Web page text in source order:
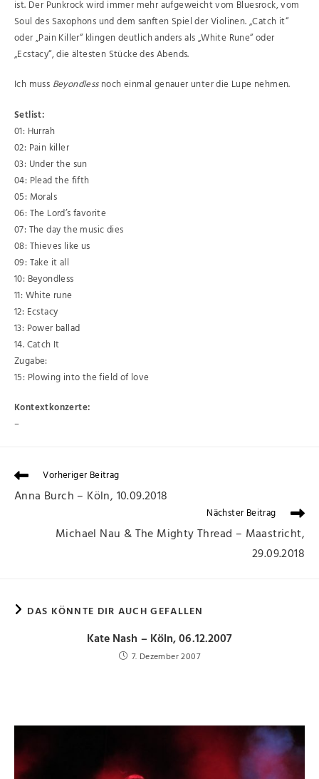
ist. Der Punkrock wird immer mehr aufgeweicht vom Bluesrock, vom
Soul des Saxophons und dem sanften Spiel der Violinen. „Catch it“
oder „Pain Killer“ klingen deutlich anders als „White Rune“ oder
„Ecstacy“, die ältesten Stücke des Abends.
Ich muss Beyondlessnoch einmal genauer unter die Lupe nehmen.
Setlist:
01: Hurrah
02: Pain killer
03: Under the sun
04: Plead the fifth
05: Morals
06: The Lord’s favorite
07: The day the music dies
08: Thieves like us
09: Take it all
10: Beyondless
11: White rune
12: Ecstacy
13: Power ballad
14. Catch It
Zugabe:
15: Plowing into the field of love
Kontextkonzerte:
–
Vorheriger Beitrag
Anna Burch – Köln, 10.09.2018
Nächster Beitrag
Michael Nau & The Mighty Thread – Maastricht,
29.09.2018
DAS KÖNNTE DIR AUCH GEFALLEN
Kate Nash – Köln, 06.12.2007
7. Dezember 2007